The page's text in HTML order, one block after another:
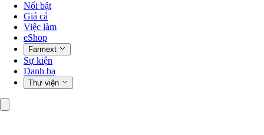
Nổi bật
Giá cả
Việc làm
eShop
Farmext
Sự kiện
Danh bạ
Thư viện